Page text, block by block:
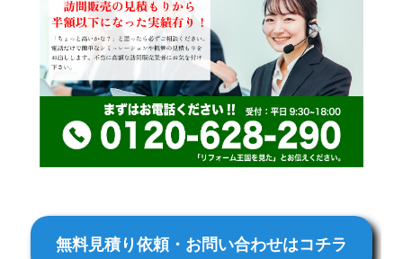
無料見積り依頼・お問い合わせはコチラ